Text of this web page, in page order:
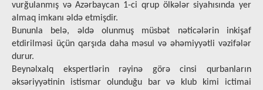
vurğulanmış və Azərbaycan 1-ci qrup ölkələr siyahısında yer
almaq imkanı əldə etmişdir.
Bununla belə, əldə olunmuş müsbət nəticələrin inkişaf
etdirilməsi üçün qarşıda daha məsul və əhəmiyyətli vəzifələr
durur.
Beynəlxalq ekspertlərin rəyinə görə cinsi qurbanların
əksəriyyətinin istismar olunduğu bar və klub kimi ictimai